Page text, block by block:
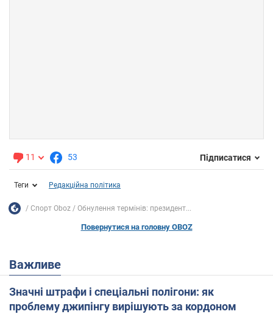
11 53 Підписатися
Теги Редакційна політика
Спорт Oboz Обнулення термінів: президент...
Повернутися на головну OBOZ
Важливе
Значні штрафи і спеціальні полігони: як
проблему джипінгу вирішують за кордоном